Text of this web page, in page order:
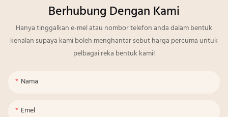
Berhubung Dengan Kami
Hanya tinggalkan e-mel atau nombor telefon anda dalam bentuk
kenalan supaya kami boleh menghantar sebut harga percuma untuk
pelbagai reka bentuk kami!
Nama
Emel